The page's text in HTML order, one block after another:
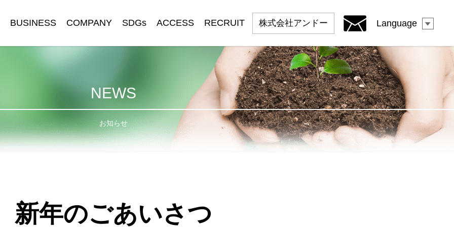
BUSINESS COMPANY SDGs ACCESS RECRUIT 株式会社アンドー Language
NEWS
お知らせ
新年のごあいさつ